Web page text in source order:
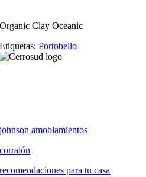
Organic Clay Oceanic
Etiquetas:Portobello
johnson amoblamientos
corralón
recomendaciones para tu casa